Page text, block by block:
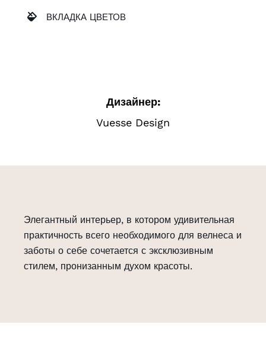
ВКЛАДКА ЦВЕТОВ
Дизайнер:
Vuesse Design
Элегантный интерьер, в котором удивительная
практичность всего необходимого для велнеса и
заботы о себе сочетается с эксклюзивным
стилем, пронизанным духом красоты.